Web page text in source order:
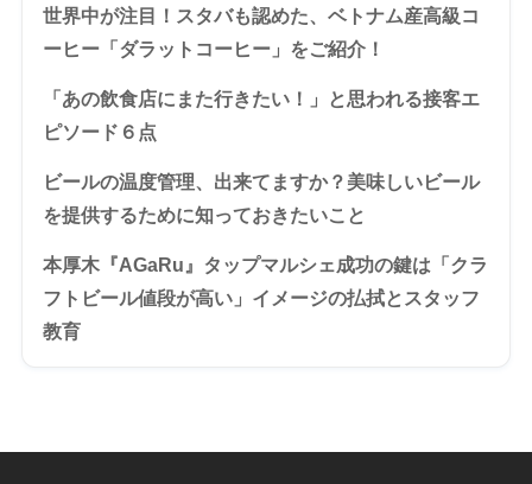
世界中が注目！スタバも認めた、ベトナム産高級コ
ーヒー「ダラットコーヒー」をご紹介！
「あの飲食店にまた行きたい！」と思われる接客エ
ピソード６点
ビールの温度管理、出来てますか？美味しいビール
を提供するために知っておきたいこと
本厚木『AGaRu』タップマルシェ成功の鍵は「クラ
フトビール値段が高い」イメージの払拭とスタッフ
教育